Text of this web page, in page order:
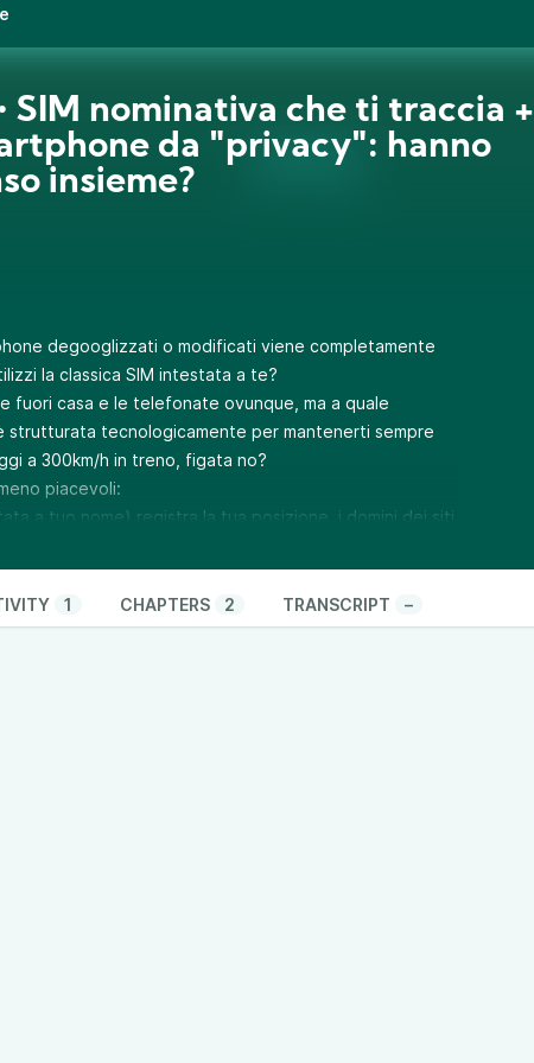
SIM nominativa che ti traccia +
da "privacy": hanno
insieme?
degooglizzati o modificati viene completamente
la classica SIM intestata a te?
fuori casa e le telefonate ovunque, ma a quale
tecnologicamente per mantenerti sempre
a 300km/h in treno, figata no?
piacevoli:
a tuo nome) registra la tua posizione, i domini dei siti
gli SMS che ricevi/invii.
utilizzare uno smartphone degooglizzato con
e altri sistemi operativi alternativi se poi tanto c’è
1 CHAPTERS 2 TRANSCRIPT –